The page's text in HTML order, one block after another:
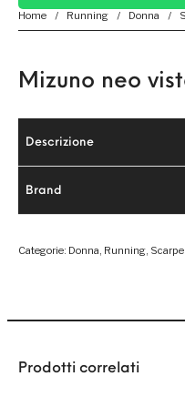
Home / Running / Donna /
Mizuno neo
Descrizione
Brand
Categorie: Donna, Running,
Prodotti correlati